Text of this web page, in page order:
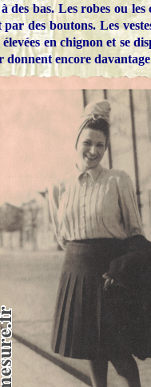
bas. Les robes ou les
des boutons. Les
en chignon et se
donnent encore